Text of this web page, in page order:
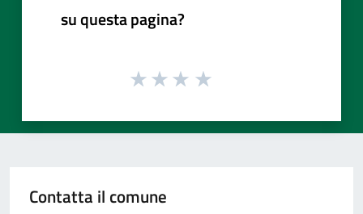
su questa pagina?
Contatta il comune